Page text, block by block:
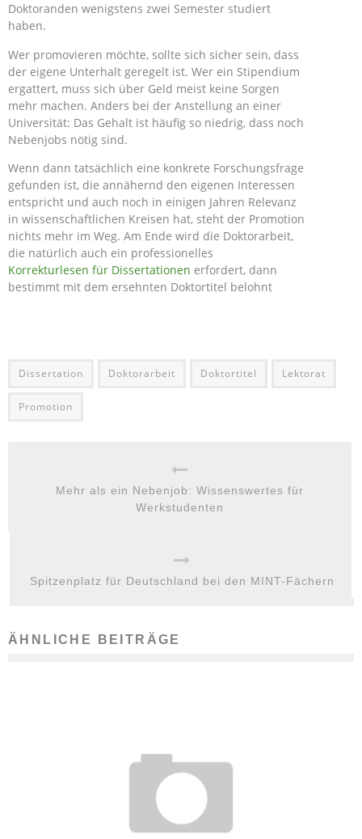
Doktoranden wenigstens zwei Semester studiert
haben.
Wer promovieren möchte, sollte sich sicher sein, dass
der eigene Unterhalt geregelt ist. Wer ein Stipendium
ergattert, muss sich über Geld meist keine Sorgen
mehr machen. Anders bei der Anstellung an einer
Universität: Das Gehalt ist häufig so niedrig, dass noch
Nebenjobs nötig sind.
Wenn dann tatsächlich eine konkrete Forschungsfrage
gefunden ist, die annähernd den eigenen Interessen
entspricht und auch noch in einigen Jahren Relevanz
in wissenschaftlichen Kreisen hat, steht der Promotion
nichts mehr im Weg. Am Ende wird die Doktorarbeit,
die natürlich auch ein professionelles
Korrekturlesen für Dissertationen erfordert, dann
bestimmt mit dem ersehnten Doktortitel belohnt
Dissertation Doktorarbeit Doktortitel Lektorat
Promotion
Mehr als ein Nebenjob: Wissenswertes für
Werkstudenten
Spitzenplatz für Deutschland bei den MINT-Fächern
ÄHNLICHE BEITRÄGE